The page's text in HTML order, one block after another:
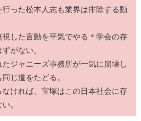
行った松本人志も業界は排除する動
視した言動を平気でやる＊学会の存
がない。
ジャニーズ事務所が一気に崩壊し
じ道をたどる。
ければ、宝塚はこの日本社会に存
。